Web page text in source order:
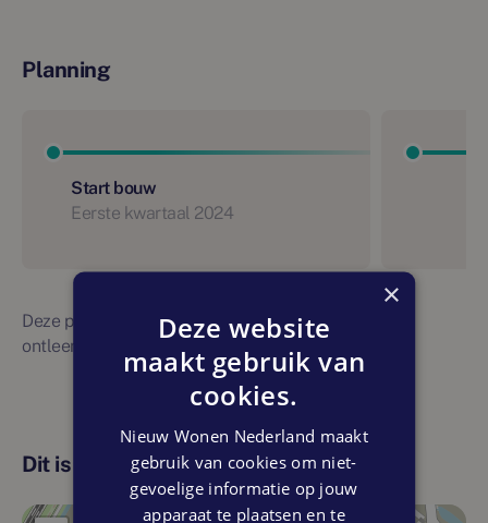
Planning
Start bouw
Eerste kwartaal 2024
Deze planning is indicatief. Er kunnen geen rechten
ontleend worden aan bovenstaande planning
Dit is de locatie
×
Deze website
maakt gebruik van
cookies.
Nieuw Wonen Nederland maakt
gebruik van cookies om niet-
gevoelige informatie op jouw
apparaat te plaatsen en te